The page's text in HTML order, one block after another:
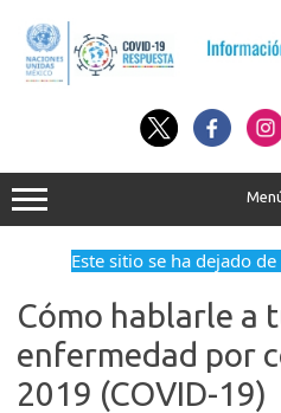
contenido
Este sitio se ha dejado de
Cómo hablarle a
enfermedad por
2019 (COVID-19)